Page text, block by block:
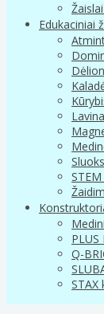
Edukaciniai
Q-
STAX